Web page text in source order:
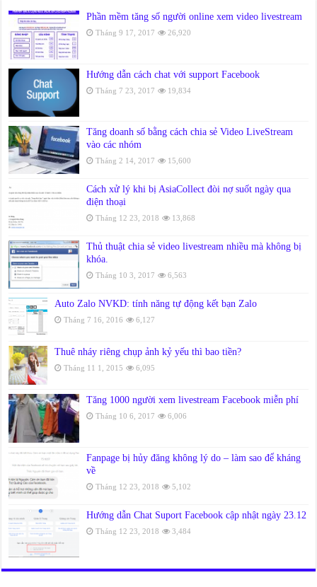
Phần mềm tăng số người online xem video livestream
Tháng 9 17, 2017 26,920
Hướng dẫn cách chat với support Facebook
Tháng 7 23, 2017 19,834
Tăng doanh số bằng cách chia sẻ Video LiveStream
vào các nhóm
Tháng 2 14, 2017 15,600
Cách xử lý khi bị AsiaCollect đòi nợ suốt ngày qua
điện thoại
Tháng 12 23, 2018 13,868
Thủ thuật chia sẻ video livestream nhiều mà không bị
khóa.
Tháng 10 3, 2017 6,563
Auto Zalo NVKD: tính năng tự động kết bạn Zalo
Tháng 7 16, 2016 6,127
Thuê nháy riêng chụp ảnh kỷ yếu thì bao tiền?
Tháng 11 1, 2015 6,095
Tăng 1000 người xem livestream Facebook miễn phí
Tháng 10 6, 2017 6,006
Fanpage bị hủy đăng không lý do – làm sao để kháng
về
Tháng 12 23, 2018 5,102
Hướng dẫn Chat Suport Facebook cập nhật ngày 23.12
Tháng 12 23, 2018 3,484